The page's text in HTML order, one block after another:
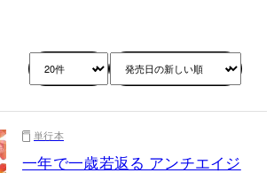
単行本
一年で一歳若返る アンチエイジ